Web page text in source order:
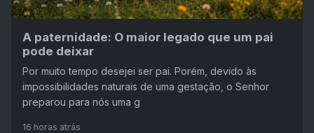
A paternidade: O maior legado que um pai
pode deixar
Por muito tempo desejei ser pai. Porém, devido às
impossibilidades naturais de uma gestação, o Senhor
preparou para nós uma g
16 horas atrás